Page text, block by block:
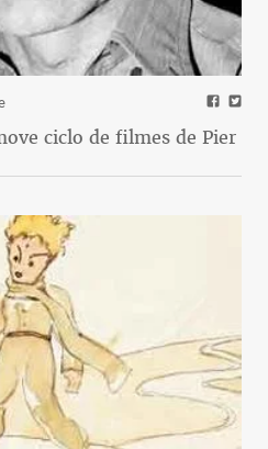
ciclo de filmes de Pier